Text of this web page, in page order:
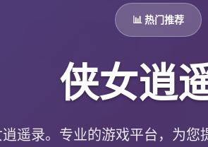
📊 热门推荐
侠女逍
遥录。专业的游戏平台，为您